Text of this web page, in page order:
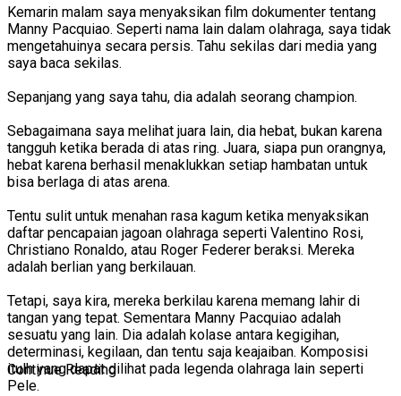
Kemarin malam saya menyaksikan film dokumenter tentang
Manny Pacquiao. Seperti nama lain dalam olahraga, saya tidak
mengetahuinya secara persis. Tahu sekilas dari media yang
saya baca sekilas.
Sepanjang yang saya tahu, dia adalah seorang champion.
Sebagaimana saya melihat juara lain, dia hebat, bukan karena
tangguh ketika berada di atas ring. Juara, siapa pun orangnya,
hebat karena berhasil menaklukkan setiap hambatan untuk
bisa berlaga di atas arena.
Tentu sulit untuk menahan rasa kagum ketika menyaksikan
daftar pencapaian jagoan olahraga seperti Valentino Rosi,
Christiano Ronaldo, atau Roger Federer beraksi. Mereka
adalah berlian yang berkilauan.
Tetapi, saya kira, mereka berkilau karena memang lahir di
tangan yang tepat. Sementara Manny Pacquiao adalah
sesuatu yang lain. Dia adalah kolase antara kegigihan,
determinasi, kegilaan, dan tentu saja keajaiban. Komposisi
itulh yang dapat dilihat pada legenda olahraga lain seperti
Pele.
Continue Reading